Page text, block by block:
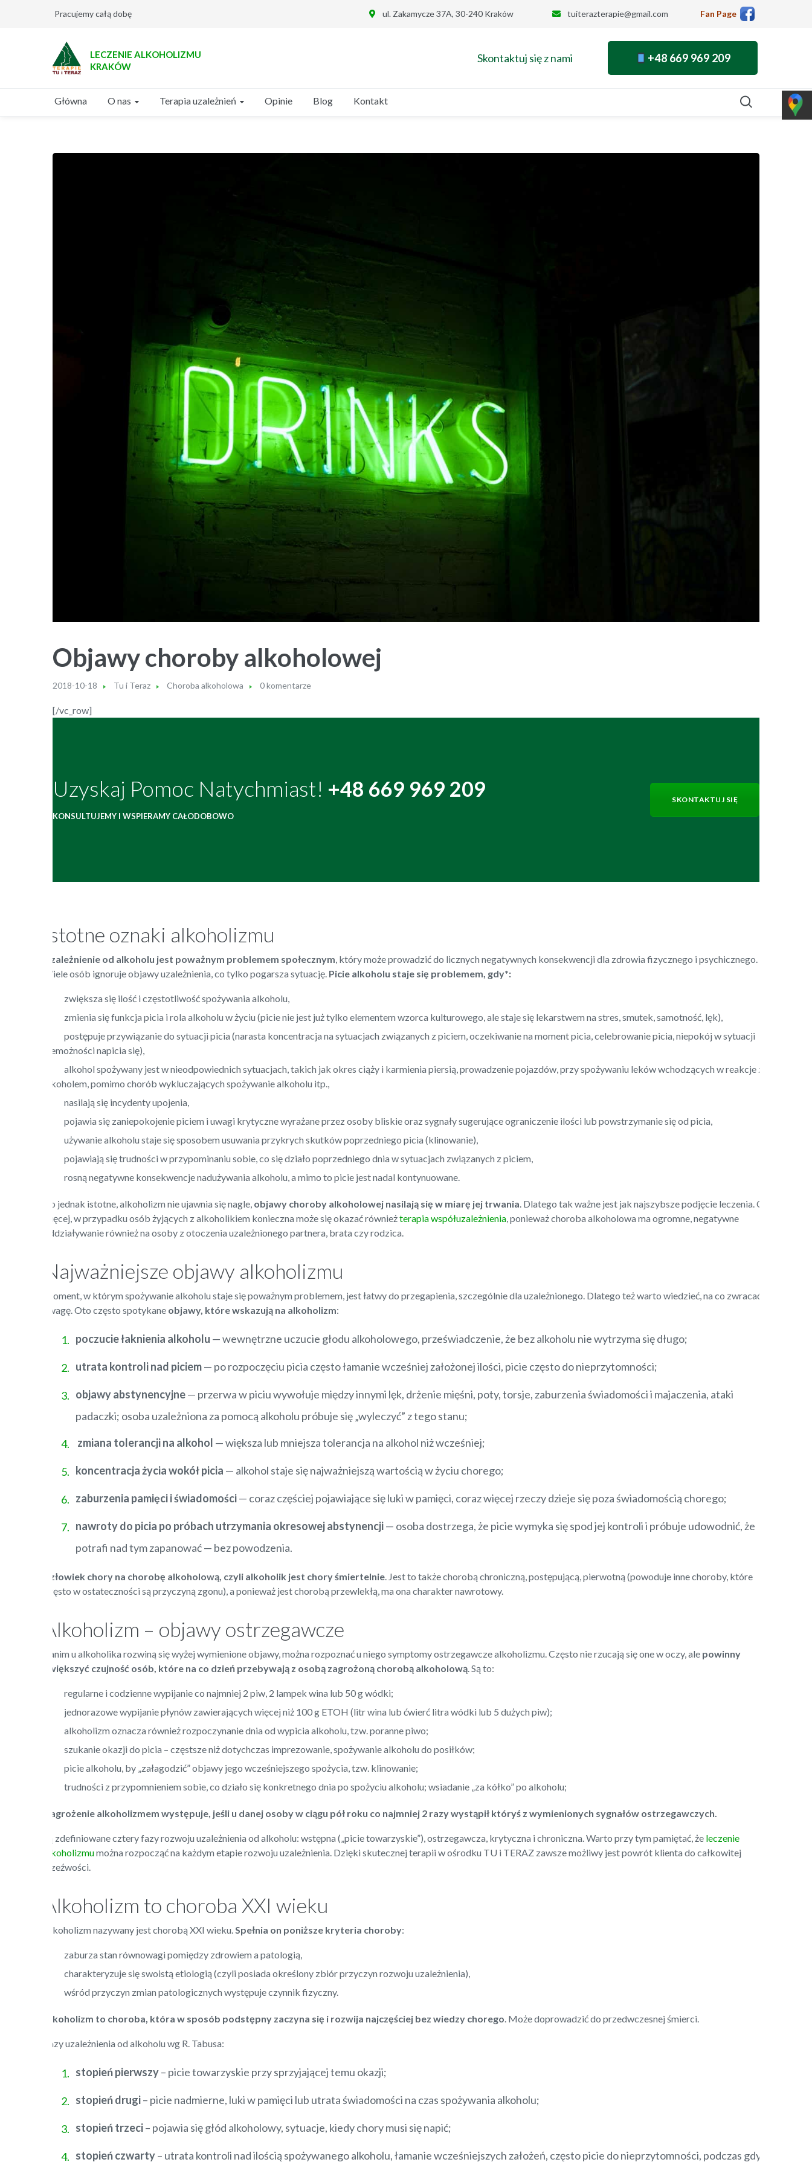
Pracujemy całą dobę ul. Zakamycze 37A, 30-240 Kraków tuiterazterapie@gmail.com Fan Page
LECZENIE ALKOHOLIZMU
KRAKÓW
Skontaktuj się z nami +48 669 969 209
Główna O nas Terapia uzależnień Opinie Blog Kontakt
Objawy choroby alkoholowej
2018-10-18 Tu i Teraz Choroba alkoholowa 0 komentarze
[/vc_row]
Uzyskaj Pomoc Natychmiast! +48 669 969 209
KONSULTUJEMY I WSPIERAMY CAŁODOBOWO
SKONTAKTUJ SIĘ
Istotne oznaki alkoholizmu
Uzależnienie od alkoholu jest poważnym problemem społecznym , który może prowadzić do licznych negatywnych konsekwencji dla zdrowia fizycznego i psychicznego.
Wiele osób ignoruje objawy uzależnienia, co tylko pogarsza sytuację. Picie alkoholu staje się problemem, gdy*:
zwiększa się ilość i częstotliwość spożywania alkoholu,
zmienia się funkcja picia i rola alkoholu w życiu (picie nie jest już tylko elementem wzorca kulturowego, ale staje się lekarstwem na stres, smutek, samotność, lęk),
postępuje przywiązanie do sytuacji picia (narasta koncentracja na sytuacjach związanych z piciem, oczekiwanie na moment picia, celebrowanie picia, niepokój w sytuacji
niemożności napicia się),
alkohol spożywany jest w nieodpowiednich sytuacjach, takich jak okres ciąży i karmienia piersią, prowadzenie pojazdów, przy spożywaniu leków wchodzących w reakcje z
alkoholem, pomimo chorób wykluczających spożywanie alkoholu itp.,
nasilają się incydenty upojenia,
pojawia się zaniepokojenie piciem i uwagi krytyczne wyrażane przez osoby bliskie oraz sygnały sugerujące ograniczenie ilości lub powstrzymanie się od picia,
używanie alkoholu staje się sposobem usuwania przykrych skutków poprzedniego picia (klinowanie),
pojawiają się trudności w przypominaniu sobie, co się działo poprzedniego dnia w sytuacjach związanych z piciem,
rosną negatywne konsekwencje nadużywania alkoholu, a mimo to picie jest nadal kontynuowane.
Co jednak istotne, alkoholizm nie ujawnia się nagle, objawy choroby alkoholowej nasilają się w miarę jej trwania . Dlatego tak ważne jest jak najszybsze podjęcie leczenia. Co
więcej, w przypadku osób żyjących z alkoholikiem konieczna może się okazać równieżterapia współuzależnienia , ponieważ choroba alkoholowa ma ogromne, negatywne
oddziaływanie również na osoby z otoczenia uzależnionego partnera, brata czy rodzica.
Najważniejsze objawy alkoholizmu
Moment, w którym spożywanie alkoholu staje się poważnym problemem, jest łatwy do przegapienia, szczególnie dla uzależnionego. Dlatego też warto wiedzieć, na co zwracać
uwagę. Oto często spotykane objawy, które wskazują na alkoholizm:
poczucie łaknienia alkoholu — wewnętrzne uczucie głodu alkoholowego, przeświadczenie, że bez alkoholu nie wytrzyma się długo;
utrata kontroli nad piciem— po rozpoczęciu picia często łamanie wcześniej założonej ilości, picie często do nieprzytomności;
objawy abstynencyjne— przerwa w piciu wywołuje między innymi lęk, drżenie mięśni, poty, torsje, zaburzenia świadomości i majaczenia, ataki
padaczki; osoba uzależniona za pomocą alkoholu próbuje się „wyleczyć” z tego stanu;
zmiana tolerancji na alkohol — większa lub mniejsza tolerancja na alkohol niż wcześniej;
koncentracja życia wokół picia — alkohol staje się najważniejszą wartością w życiu chorego;
zaburzenia pamięci i świadomości— coraz częściej pojawiające się luki w pamięci, coraz więcej rzeczy dzieje się poza świadomością chorego;
nawroty do picia po próbach utrzymania okresowej abstynencji— osoba dostrzega, że picie wymyka się spod jej kontroli i próbuje udowodnić, że
potrafi nad tym zapanować — bez powodzenia.
Człowiek chory na chorobę alkoholową, czyli alkoholik jest chory śmiertelnie . Jest to także chorobą chroniczną, postępującą, pierwotną (powoduje inne choroby, które
często w ostateczności są przyczyną zgonu), a ponieważ jest chorobą przewlekłą, ma ona charakter nawrotowy.
Alkoholizm – objawy ostrzegawcze
Zanim u alkoholika rozwiną się wyżej wymienione objawy, można rozpoznać u niego symptomy ostrzegawcze alkoholizmu. Często nie rzucają się one w oczy, ale powinny
zwiększyć czujność osób, które na co dzień przebywają z osobą zagrożoną chorobą alkoholową . Są to:
regularne i codzienne wypijanie co najmniej 2 piw, 2 lampek wina lub 50 g wódki;
jednorazowe wypijanie płynów zawierających więcej niż 100 g ETOH (litr wina lub ćwierć litra wódki lub 5 dużych piw);
alkoholizm oznacza również rozpoczynanie dnia od wypicia alkoholu, tzw. poranne piwo;
szukanie okazji do picia – częstsze niż dotychczas imprezowanie, spożywanie alkoholu do posiłków;
picie alkoholu, by „załagodzić” objawy jego wcześniejszego spożycia, tzw. klinowanie;
trudności z przypomnieniem sobie, co działo się konkretnego dnia po spożyciu alkoholu; wsiadanie „za kółko” po alkoholu;
Zagrożenie alkoholizmem występuje, jeśli u danej osoby w ciągu pół roku co najmniej 2 razy wystąpił któryś z wymienionych sygnałów ostrzegawczych.
Są zdefiniowane cztery fazy rozwoju uzależnienia od alkoholu: wstępna („picie towarzyskie”), ostrzegawcza, krytyczna i chroniczna. Warto przy tym pamiętać, że leczenie
alkoholizmumożna rozpocząć na każdym etapie rozwoju uzależnienia. Dzięki skutecznej terapii w ośrodku TU i TERAZ zawsze możliwy jest powrót klienta do całkowitej
trzeźwości.
Alkoholizm to choroba XXI wieku
Alkoholizm nazywany jest chorobą XXI wieku. Spełnia on poniższe kryteria choroby:
zaburza stan równowagi pomiędzy zdrowiem a patologią,
charakteryzuje się swoistą etiologią (czyli posiada określony zbiór przyczyn rozwoju uzależnienia),
wśród przyczyn zmian patologicznych występuje czynnik fizyczny.
Alkoholizm to choroba , która w sposób podstępny zaczyna się i rozwija najczęściej bez wiedzy chorego . Może doprowadzić do przedwczesnej śmierci.
Fazy uzależnienia od alkoholu wg R. Tabusa:
stopień pierwszy– picie towarzyskie przy sprzyjającej temu okazji;
stopień drugi– picie nadmierne, luki w pamięci lub utrata świadomości na czas spożywania alkoholu;
stopień trzeci– pojawia się głód alkoholowy, sytuacje, kiedy chory musi się napić;
stopień czwarty– utrata kontroli nad ilością spożywanego alkoholu, łamanie wcześniejszych założeń, często picie do nieprzytomności, podczas gdy